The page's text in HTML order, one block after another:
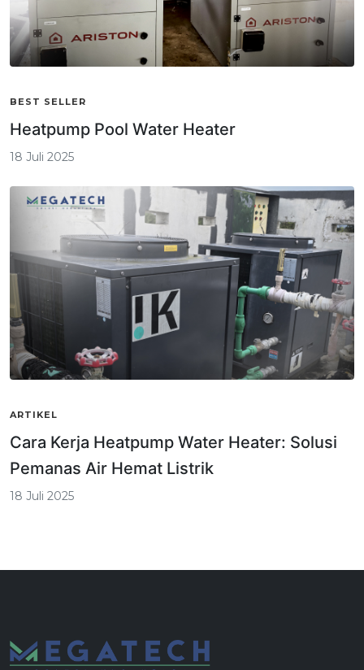
BEST SELLER
Heatpump Pool Water Heater
18 Juli 2025
ARTIKEL
Cara Kerja Heatpump Water Heater: Solusi
Pemanas Air Hemat Listrik
18 Juli 2025